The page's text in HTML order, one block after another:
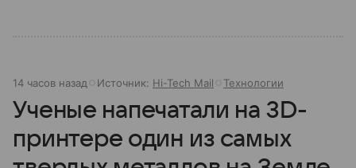
14 часов назад Источник: Hi-Tech Mail Технологии
Ученые напечатали на 3D-
принтере один из самых